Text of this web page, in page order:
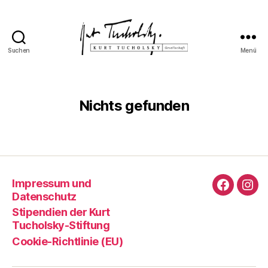
Suchen Menü
Nichts gefunden
Impressum und
Datenschutz
Stipendien der Kurt
Tucholsky-Stiftung
Cookie-Richtlinie (EU)